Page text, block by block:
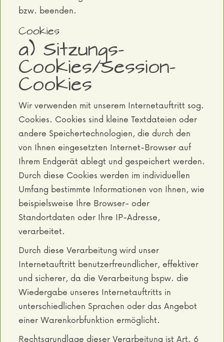
bzw. beenden.
Cookies
a) Sitzungs-
Cookies/Session-
Cookies
Wir verwenden mit unserem Internetauftritt sog.
Cookies. Cookies sind kleine Textdateien oder
andere Speichertechnologien, die durch den
von Ihnen eingesetzten Internet-Browser auf
Ihrem Endgerät ablegt und gespeichert werden.
Durch diese Cookies werden im individuellen
Umfang bestimmte Informationen von Ihnen, wie
beispielsweise Ihre Browser- oder
Standortdaten oder Ihre IP-Adresse,
verarbeitet.
Durch diese Verarbeitung wird unser
Internetauftritt benutzerfreundlicher, effektiver
und sicherer, da die Verarbeitung bspw. die
Wiedergabe unseres Internetauftritts in
unterschiedlichen Sprachen oder das Angebot
einer Warenkorbfunktion ermöglicht.
Rechtsgrundlage dieser Verarbeitung ist Art. 6